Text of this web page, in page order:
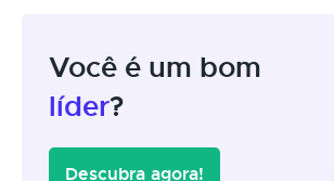
Você é um bom
líder?
Descubra agora!